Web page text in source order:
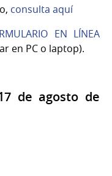
consulta aquí
EN LÍNEA
en PC o laptop).
de agosto de